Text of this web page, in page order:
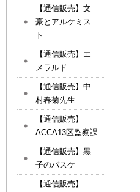
【通信販売】文
豪とアルケミス
ト
【通信販売】エ
メラルド
【通信販売】中
村春菊先生
【通信販売】
ACCA13区監察課
【通信販売】黒
子のバスケ
【通信販売】